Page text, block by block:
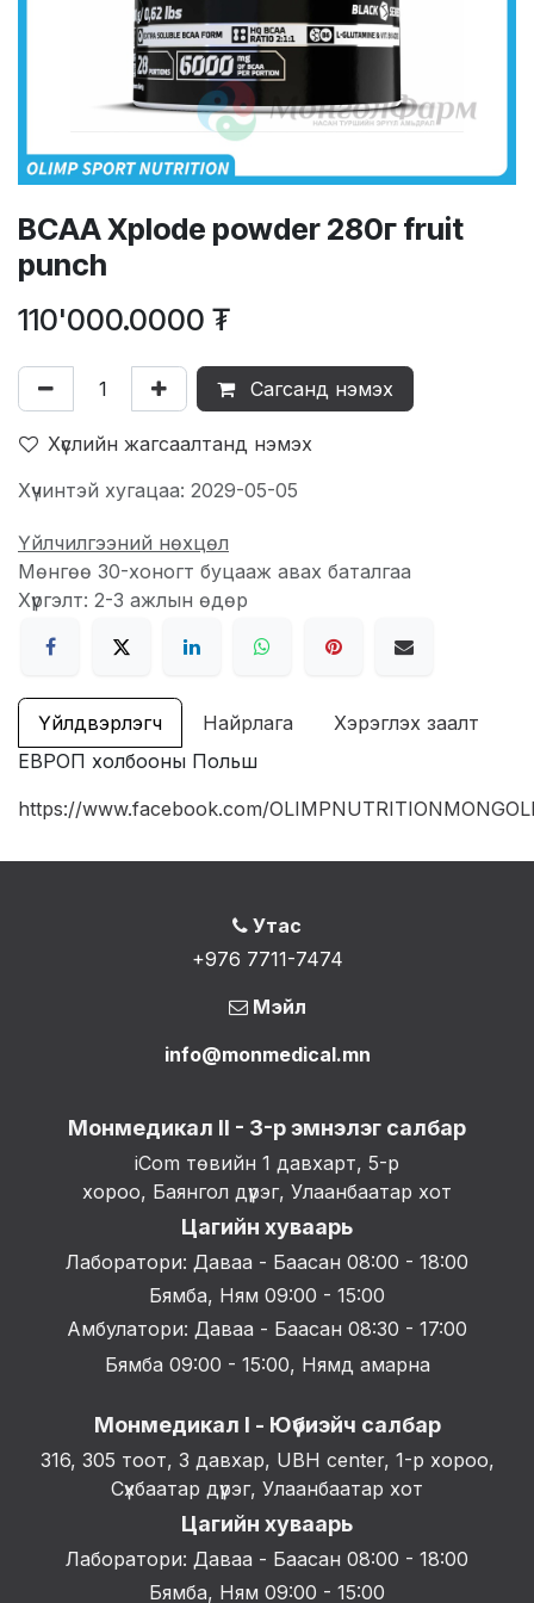
BCAA Xplode powder 280г fruit
punch
110'000.0000 ₮
Сагсанд нэмэх
Хүслийн жагсаалтанд нэмэх
Хүчинтэй хугацаа: 2029-05-05
Үйлчилгээний нөхцөл
Мөнгөө 30-хоногт буцааж авах баталгаа
Хүргэлт: 2-3 ажлын өдөр
Үйлдвэрлэгч Найрлага
Хэрэглэх заалт
ЕВРОП холбооны Польш
https://www.facebook.com/
Утас
+976 7711-7474
Мэйл
info@monmedical.mn
Монмедикал II - 3-р эмнэлэг салбар
iCom төвийн 1 давхарт, 5-р
хороо, Баянгол дүүрэг, Улаанбаатар хот
Цагийн хуваарь
Лаборатори: Даваа - Баасан 08:00 - 18:00
Бямба, Ням 09:00 - 15:00
Амбулатори: Даваа - Баасан 08:30 - 17:00
Бямба 09:00 - 15:00, Нямд амарна
Монмедикал I - Юүбиэйч салбар
316, 305 тоот, 3 давхар, UBH center, 1-р хороо,
Сүхбаатар дүүрэг, Улаанбаатар хот
Цагийн хуваарь
Лаборатори: Даваа - Баасан 08:00 - 18:00
Бямба, Ням 09:00 - 15:00